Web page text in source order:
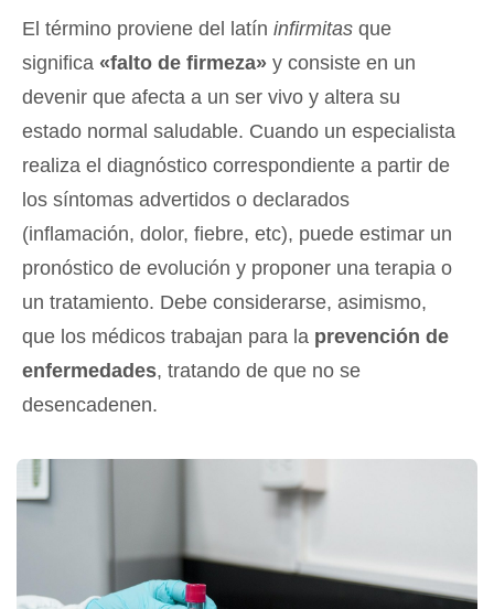
El término proviene del latín infirmitas que
significa «falto de firmeza» y consiste en un
devenir que afecta a un ser vivo y altera su
estado normal saludable. Cuando un especialista
realiza el diagnóstico correspondiente a partir de
los síntomas advertidos o declarados
(inflamación, dolor, fiebre, etc), puede estimar un
pronóstico de evolución y proponer una terapia o
un tratamiento. Debe considerarse, asimismo,
que los médicos trabajan para la prevención de
enfermedades, tratando de que no se
desencadenen.